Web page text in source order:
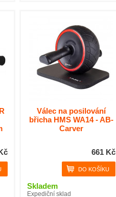
Válec na posilování
břicha HMS WA14 - AB-
Carver
661 Kč
Skladem
Expediční sklad